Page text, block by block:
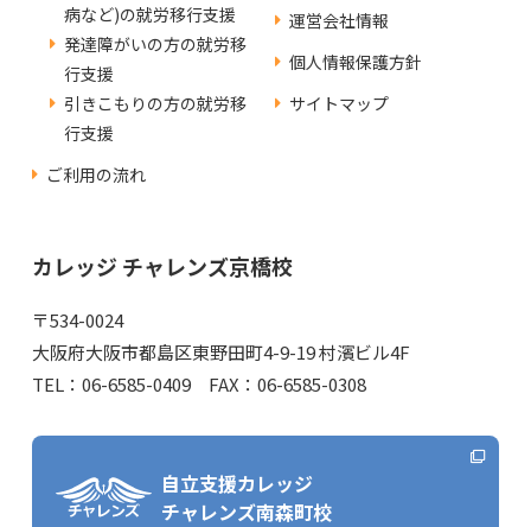
病など)の就労移行支援
発達障がいの方の就労移
行支援
引きこもりの方の就労移
行支援
ご利用の流れ
運営会社情報
個人情報保護方針
サイトマップ
カレッジ チャレンズ京橋校
〒534-0024
大阪府大阪市都島区東野田町4-9-19 村濱ビル4F
TEL：06-6585-0409 FAX：06-6585-0308
自立支援カレッジ
チャレンズ南森町校